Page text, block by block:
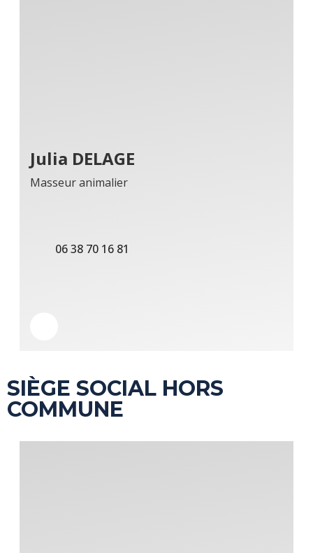
Julia DELAGE
Masseur animalier
06 38 70 16 81
SIÈGE SOCIAL HORS
COMMUNE